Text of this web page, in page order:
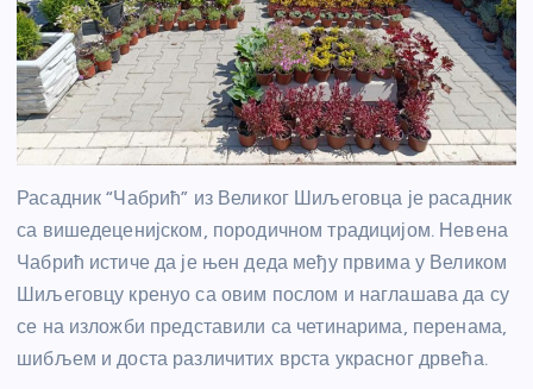
Расадник “Чабрић” из Великог Шиљеговца је расадник
са вишедеценијском, породичном традицијом. Невена
Чабрић истиче да је њен деда међу првима у Великом
Шиљеговцу кренуо са овим послом и наглашава да су
се на изложби представили са четинарима, перенама,
шибљем и доста различитих врста украсног дрвећа.